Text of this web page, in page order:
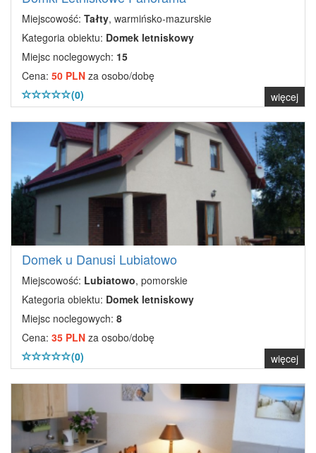
Miejscowość: Tałty, warmińsko-mazurskie
Kategoria obiektu: Domek letniskowy
Miejsc noclegowych: 15
Cena: 50 PLN za osobo/dobę
(0)
więcej
Domek u Danusi Lubiatowo
Miejscowość: Lubiatowo, pomorskie
Kategoria obiektu: Domek letniskowy
Miejsc noclegowych: 8
Cena: 35 PLN za osobo/dobę
(0)
więcej